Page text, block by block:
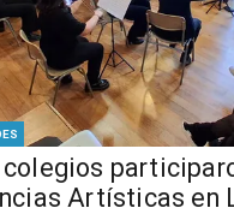
Artísticas en